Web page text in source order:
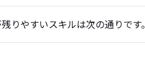
りやすいスキルは次の通りです。